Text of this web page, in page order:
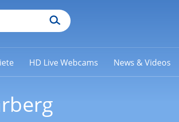
HD Live Webcams News & Videos